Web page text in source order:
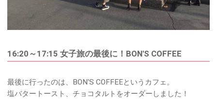
16:20～17:15 女子旅の最後に！BON'S COFFEE
最後に行ったのは、BON'S COFFEEというカフェ。
塩バタートースト、チョコタルトをオーダーしました！